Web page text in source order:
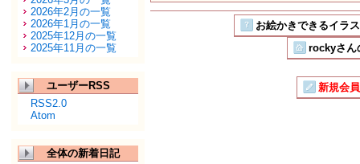
2026年2月の一覧
2026年1月の一覧
2025年12月の一覧
2025年11月の一覧
ユーザーRSS
RSS2.0
Atom
全体の新着日記
お絵かきできるイラ
rockyさん
新規会